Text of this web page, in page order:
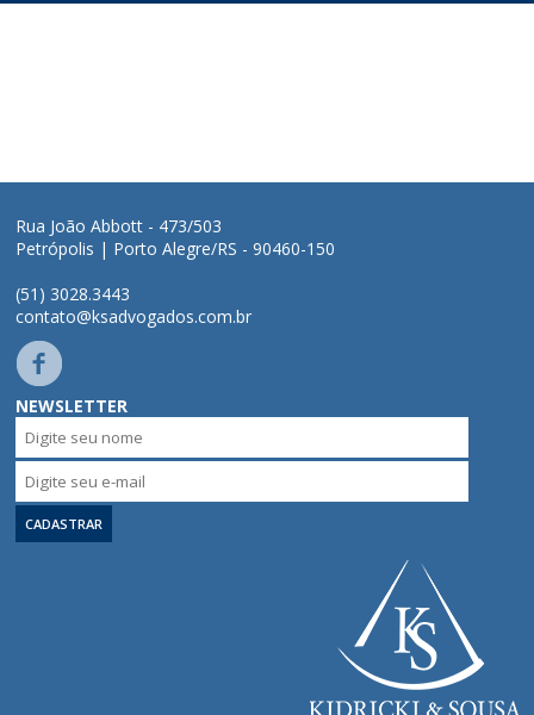
Áreas de Atuação
Contato
Rua João Abbott - 473/503
Petrópolis | Porto Alegre/RS - 90460-150
(51) 3028.3443
contato@ksadvogados.com.br
NEWSLETTER